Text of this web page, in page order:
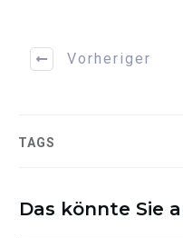
Vorheriger
TAGS
Das könnte Sie